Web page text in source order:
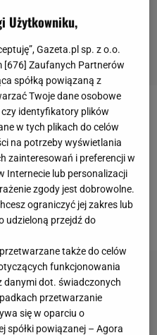
zbliżają się wielkimi
tylko niewiele ponad 15
wchodzą więc
strefie europejskiej
się wmarcu , a jesienią
rozstrzygnięcia.
Użytkowniku,
Gazeta.pl sp. z o.o.
[676] Zaufanych Partnerów
spółką powiązaną z
Twoje dane osobowe
czy identyfikatory plików
w tych plikach do celów
na potrzeby wyświetlania
zainteresowań i preferencji w
Internecie lub personalizacji
zgody jest dobrowolne.
ograniczyć jej zakres lub
udzieloną przejdź do
także do celów
funkcjonowania
danymi dot. świadczonych
przetwarzanie
się w oparciu o
spółki powiązanej – Agora